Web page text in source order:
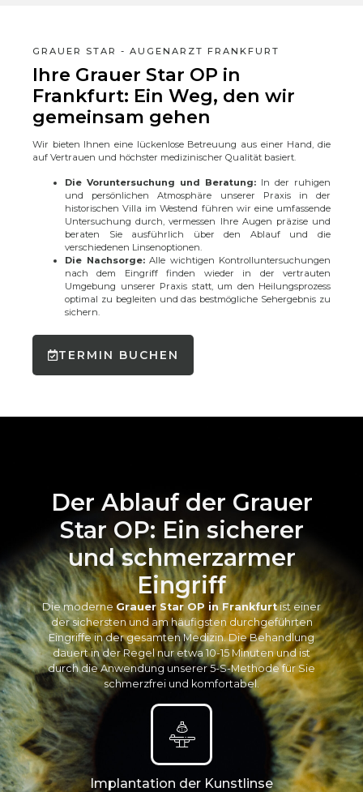
GRAUER STAR - AUGENARZT FRANKFURT
Ihre Grauer Star OP in
Frankfurt: Ein Weg, den wir
gemeinsam gehen
Wir bieten Ihnen eine lückenlose Betreuung aus einer Hand, die
auf Vertrauen und höchster medizinischer Qualität basiert.
Die Voruntersuchung und Beratung: In der ruhigen
und persönlichen Atmosphäre unserer Praxis in der
historischen Villa im Westend führen wir eine umfassende
Untersuchung durch, vermessen Ihre Augen präzise und
beraten Sie ausführlich über den Ablauf und die
verschiedenen Linsenoptionen.
Die Nachsorge:Alle wichtigen Kontrolluntersuchungen
nach dem Eingriff finden wieder in der vertrauten
Umgebung unserer Praxis statt, um den Heilungsprozess
optimal zu begleiten und das bestmögliche Sehergebnis zu
sichern.
TERMIN BUCHEN
Der Ablauf der Grauer
Star OP: Ein sicherer
und schmerzarmer
Eingriff
Die moderne Grauer Star OP in Frankfurtist einer
der sichersten und am häufigsten durchgeführten
Eingriffe in der gesamten Medizin. Die Behandlung
dauert in der Regel nur etwa 10-15 Minuten und ist
durch die Anwendung unserer 5-S-Methode für Sie
schmerzfrei und komfortabel.
Implantation der Kunstlinse